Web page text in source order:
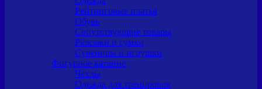
Рейтинговые платья
Обувь
Сопутствующие товары
Рюкзаки и сумки
Сувениры и игрушки
Фигурное катание
Чехлы
Одежда для тренировок